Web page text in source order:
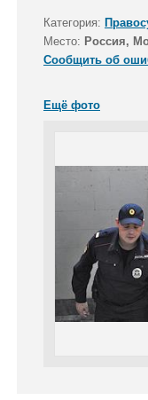
Категория:
Место: Россия,
Сообщить об
Ещё фото